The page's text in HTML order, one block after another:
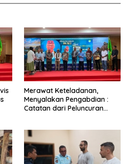
Merawat Keteladanan,
Menyalakan Pengabdian :
Catatan dari Peluncuran